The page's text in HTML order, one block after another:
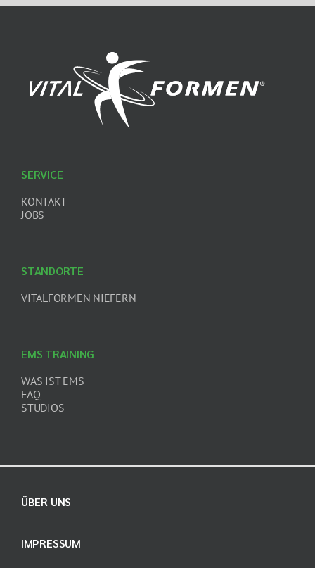
EMS TRAINING
WAS IST EMS
FAQ
STUDIOS
SERVICE
KONTAKT
JOBS
STANDORTE
VITALFORMEN NIEFERN
ÜBER UNS
IMPRESSUM